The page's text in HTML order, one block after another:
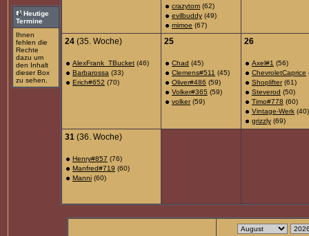
Heutige
Termine
Ihnen
fehlen die
Rechte
dazu um
den Inhalt
dieser Box
zu sehen.
crazytom (62)
evilbuddy (49)
mimoe (67)
24 (35. Woche)
AlexFrank_TBucket (46)
Barbarossa (33)
Erich#652 (70)
25
Chad (45)
Clemens#511 (45)
Oliver#486 (59)
Volker#365 (59)
volker(59)
26
Axel#1 (56)
ChevroletCaprice
Shoplifter(61)
Steverod (50)
Timo#778 (60)
Vintage-Werk (40)
grizzly (69)
31 (36. Woche)
Henry#857 (76)
Manfred#719 (60)
Manni (60)